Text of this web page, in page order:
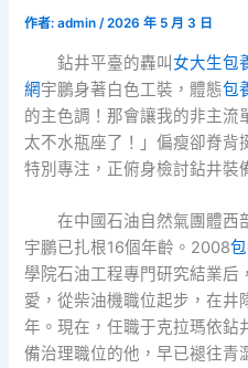
作者:admin/2026 年 5 月 3 日
鉆井平臺的轟叫女大生包
網宇鵬身著白色工裝，體態包
的主色調！那會讓我的非主流
太不水瓶座了！」偏瘦卻脊背
特別專注，正俯身檢討鉆井裝
在中國石油自然氣團體西
宇鵬已扎根16個年齡。2008
學院石油工程專門研究結業后
愛，從柴油機職位起步，在井
年。現在，任職于克拉瑪依鉆
備治理職位的他，早已褪往青